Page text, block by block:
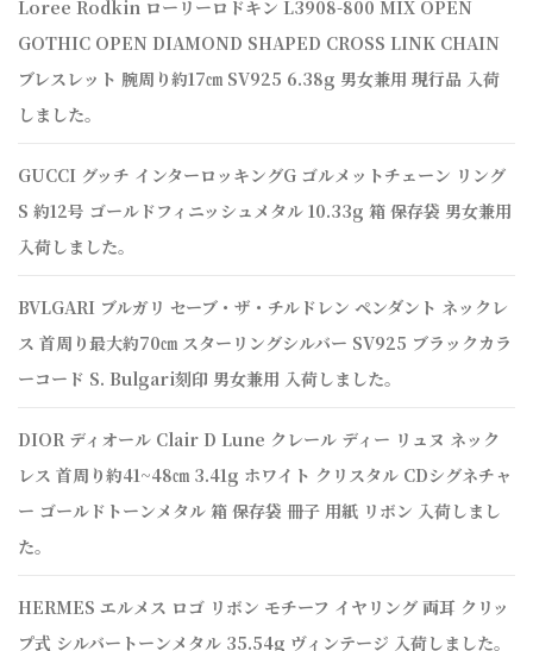
Loree Rodkin ローリーロドキン L3908-800 MIX OPEN
GOTHIC OPEN DIAMOND SHAPED CROSS LINK CHAIN
ブレスレット 腕周り約17㎝ SV925 6.38g 男女兼用 現行品 入荷
しました。
GUCCI グッチ インターロッキングG ゴルメットチェーン リング
S 約12号 ゴールドフィニッシュメタル 10.33g 箱 保存袋 男女兼用
入荷しました。
BVLGARI ブルガリ セーブ・ザ・チルドレン ペンダント ネックレ
ス 首周り最大約70㎝ スターリングシルバー SV925 ブラックカラ
ーコード S. Bulgari刻印 男女兼用 入荷しました。
DIOR ディオール Clair D Lune クレール ディー リュヌ ネック
レス 首周り約41~48㎝ 3.41g ホワイト クリスタル CDシグネチャ
ー ゴールドトーンメタル 箱 保存袋 冊子 用紙 リボン 入荷しまし
た。
HERMES エルメス ロゴ リボン モチーフ イヤリング 両耳 クリッ
プ式 シルバートーンメタル 35.54g ヴィンテージ 入荷しました。